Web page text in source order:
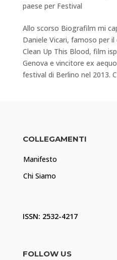
paese per Festival
Allo scorso Biografilm mi
Daniele Vicari, famoso per
Clean Up This Blood, film
Genova e vincitore ex
festival di Berlino nel 2013.
COLLEGAMENTI
Manifesto
Chi Siamo
ISSN: 2532-4217
FOLLOW US